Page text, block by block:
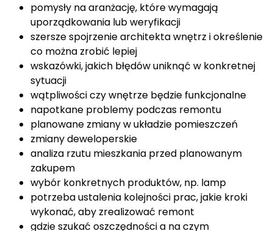
pomysły na aranżację, które wymagają
uporządkowania lub weryfikacji
szersze spojrzenie architekta wnętrz i określenie
co można zrobić lepiej
wskazówki, jakich błędów uniknąć w konkretnej
sytuacji
wątpliwości czy wnętrze będzie funkcjonalne
napotkane problemy podczas remontu
planowane zmiany w układzie pomieszczeń
zmiany deweloperskie
analiza rzutu mieszkania przed planowanym
zakupem
wybór konkretnych produktów, np. lamp
potrzeba ustalenia kolejności prac, jakie kroki
wykonać, aby zrealizować remont
gdzie szukać oszczędności a na czym